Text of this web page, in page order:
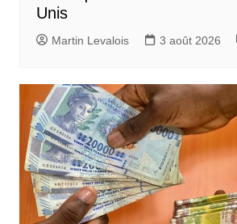
Unis
Martin Levalois 3 août 2026